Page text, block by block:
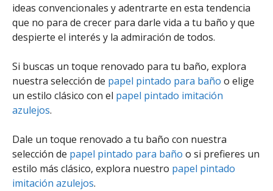
ideas convencionales y adentrarte en esta tendencia
que no para de crecer para darle vida a tu baño y que
despierte el interés y la admiración de todos.
Si buscas un toque renovado para tu baño, explora
nuestra selección de papel pintado para baño o elige
un estilo clásico con el papel pintado imitación
azulejos.
Dale un toque renovado a tu baño con nuestra
selección de papel pintado para baño o si prefieres un
estilo más clásico, explora nuestro papel pintado
imitación azulejos.